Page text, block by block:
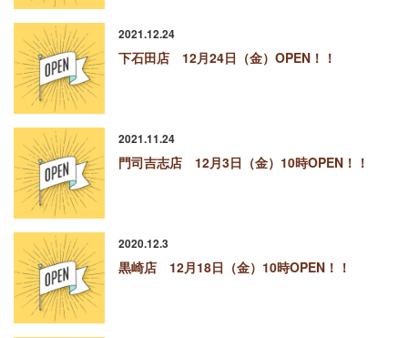
2021.12.24
下石田店 12月24日（金）OPEN！！
2021.11.24
門司吉志店 12月3日（金）10時OPEN！！
2020.12.3
黒崎店 12月18日（金）10時OPEN！！